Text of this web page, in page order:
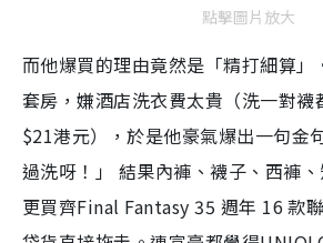
點擊圖片放大
而他爆買的理由竟然是「精打細算」
套房，嫌酒店洗衣費太貴（洗一對襪
$21港元），於是他豪氣爆出一句金
過洗呀！」 結果內褲、襪子、西褲、
更買齊Final Fantasy 35 週年 16 款